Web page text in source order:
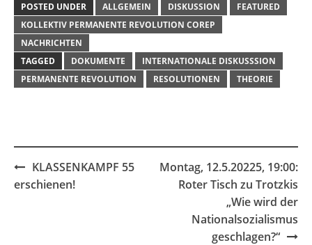
POSTED UNDER ALLGEMEIN DISKUSSION
FEATURED
KOLLEKTIV PERMANENTE REVOLUTION COREP
NACHRICHTEN
TAGGED
DOKUMENTE
INTERNATIONALE DISKUSSSION
PERMANENTE REVOLUTION
RESOLUTIONEN THEORIE
Post
navigation
KLASSENKAMPF 55
erschienen!
Montag, 12.5.20225, 19:00:
Roter Tisch zu Trotzkis
„Wie wird der
Nationalsozialismus
geschlagen?“